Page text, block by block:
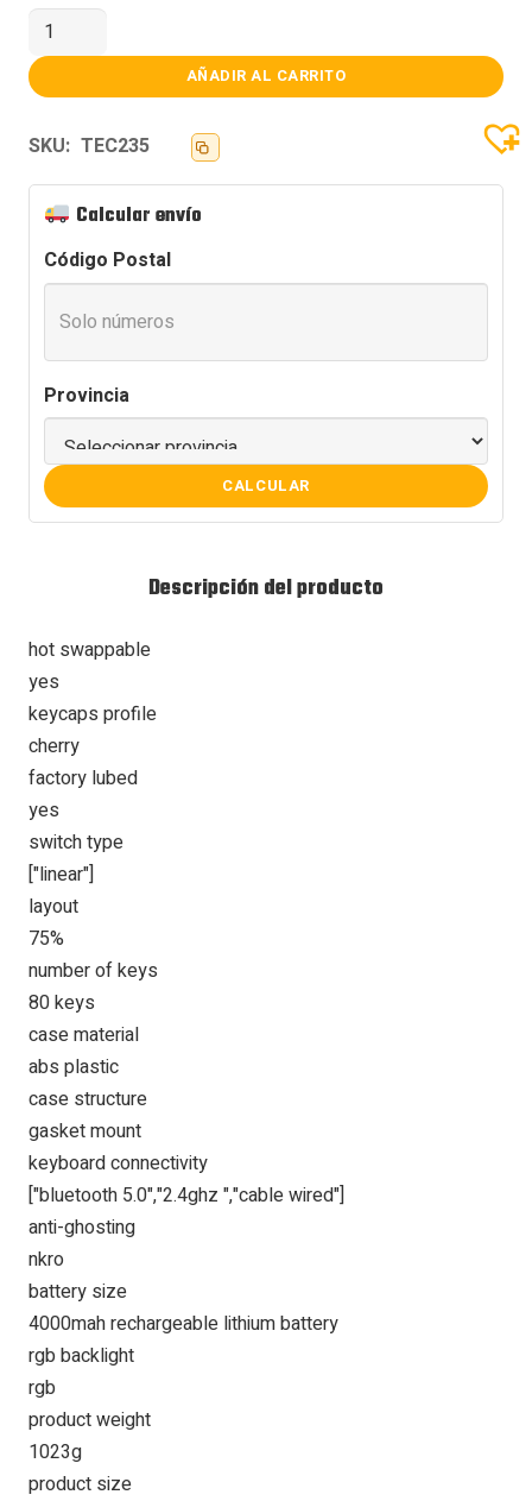
TECLADO
MECANICO
AULA
F75
BLACK
BLUE
ORANGE
SW
REAPER
cantidad
AÑADIR AL CARRITO
SKU: TEC235
Calcular envío
Código Postal
Provincia
CALCULAR
Descripción del producto
hot swappable
yes
keycaps profile
cherry
factory lubed
yes
switch type
["linear"]
layout
75%
number of keys
80 keys
case material
abs plastic
case structure
gasket mount
keyboard connectivity
["bluetooth 5.0","2.4ghz ","cable wired"]
anti-ghosting
nkro
battery size
4000mah rechargeable lithium battery
rgb backlight
rgb
product weight
1023g
product size